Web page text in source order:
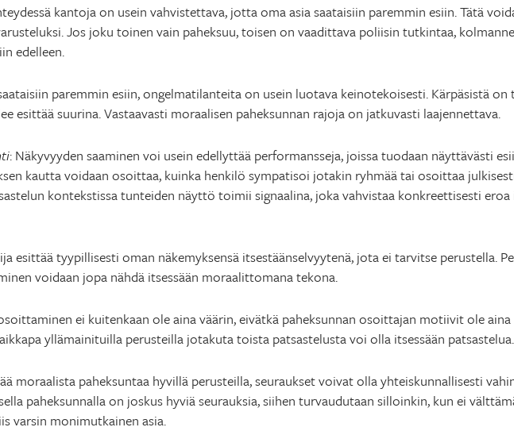
kantoja on usein vahvistettava, jotta oma asia saataisiin paremmin esiin. Tätä
Jos joku toinen vain paheksuu, toisen on vaadittava poliisin tutkintaa,
edelleen.
paremmin esiin, ongelmatilanteita on usein luotava keinotekoisesti. Kärpäsistä on
esittää suurina. Vastaavasti moraalisen paheksunnan rajoja on jatkuvasti laajennettava.
: Näkyvyyden saaminen voi usein edellyttää performansseja, joissa tuodaan näyttävästi
kautta voidaan osoittaa, kuinka henkilö sympatisoi jotakin ryhmää tai osoittaa
kontekstissa tunteiden näyttö toimii signaalina, joka vahvistaa konkreettisesti eroa
esittää tyypillisesti oman näkemyksensä itsestäänselvyytenä, jota ei tarvitse perustella.
voidaan jopa nähdä itsessään moraalittomana tekona.
ei kuitenkaan ole aina väärin, eivätkä paheksunnan osoittajan motiivit ole aina
yllämainituilla perusteilla jotakuta toista patsastelusta voi olla itsessään patsastelua.
moraalista paheksuntaa hyvillä perusteilla, seuraukset voivat olla yhteiskunnallisesti
paheksunnalla on joskus hyviä seurauksia, siihen turvaudutaan silloinkin, kun ei
varsin monimutkainen asia.